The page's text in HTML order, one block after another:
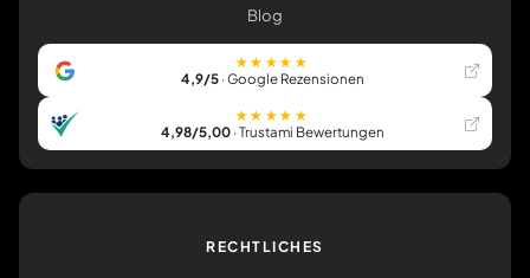
Blog
★★★★★
4,9/5· Google Rezensionen
★★★★★
4,98/5,00· Trustami Bewertungen
RECHTLICHES